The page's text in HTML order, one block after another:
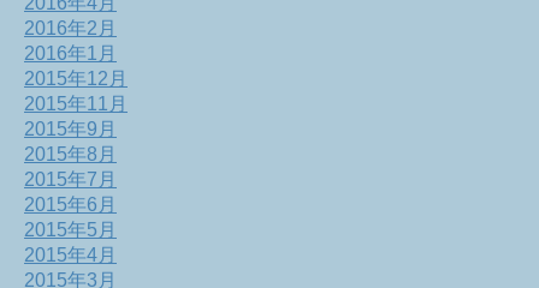
2016年2月
2016年1月
2015年12月
2015年11月
2015年9月
2015年8月
2015年7月
2015年6月
2015年5月
2015年4月
2015年3月